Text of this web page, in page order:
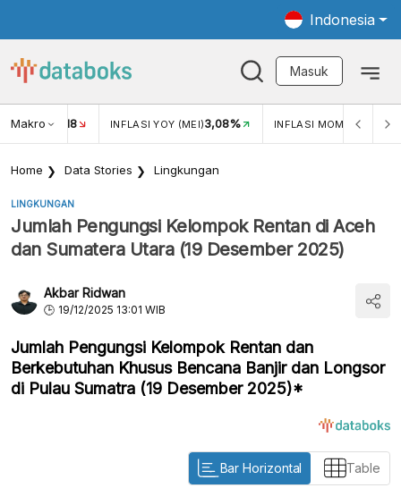
Indonesia
Masuk
Makro
USD/IDR 18 INFLASI YOY (MEI)3,08% INFLASI MOM (MEI)
Home Data Stories Lingkungan
LINGKUNGAN
Jumlah Pengungsi Kelompok Rentan di Aceh
dan Sumatera Utara (19 Desember 2025)
Akbar Ridwan
19/12/2025 13:01 WIB
Jumlah Pengungsi Kelompok Rentan dan
Berkebutuhan Khusus Bencana Banjir dan Longsor
di Pulau Sumatra (19 Desember 2025)*
Bar Horizontal Table